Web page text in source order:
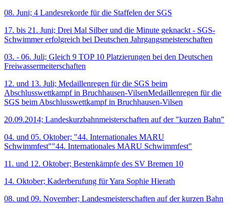
08. Juni; 4 Landesrekorde für die Staffelen der SGS
17. bis 21. Juni; Drei Mal Silber und die Minute geknackt - SGS-
Schwimmer erfolgreich bei Deutschen Jahrgangsmeisterschaften
03. - 06. Juli; Gleich 9 TOP 10 Platzierungen bei den Deutschen
Freiwassermeiterschaften
12. und 13. Juli; Medaillenregen für die SGS beim
Abschlusswettkampf in Bruchhausen-VilsenMedaillenregen für die
SGS beim Abschlusswettkampf in Bruchhausen-Vilsen
20.09.2014; Landeskurzbahnmeisterschaften auf der "kurzen Bahn"
04. und 05. Oktober; "44. Internationales MARU
Schwimmfest""44. Internationales MARU Schwimmfest"
11. und 12. Oktober; Bestenkämpfe des SV Bremen 10
14. Oktober; Kaderberufung für Yara Sophie Hierath
08. und 09. November; Landesmeisterschaften auf der kurzen Bahn